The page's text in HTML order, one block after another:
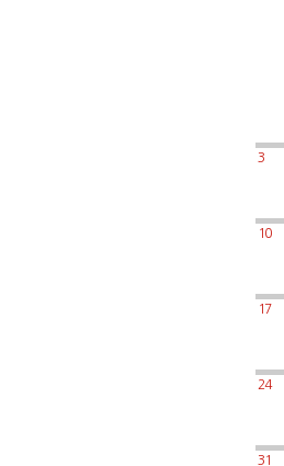
3
10
17
24
31